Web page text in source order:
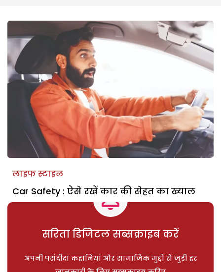
लाइफ स्टाइल
Car Safety : ऐसे रखें कार की सेहत का ख्याल
सरिता डिजिटल सब्सक्राइब करें
अपनी पसंदीदा कहानियां और सामाजिक मुद्दों से जुड़ी हर